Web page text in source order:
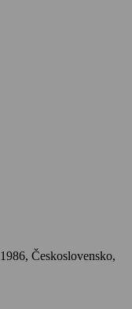
1986, Československo,